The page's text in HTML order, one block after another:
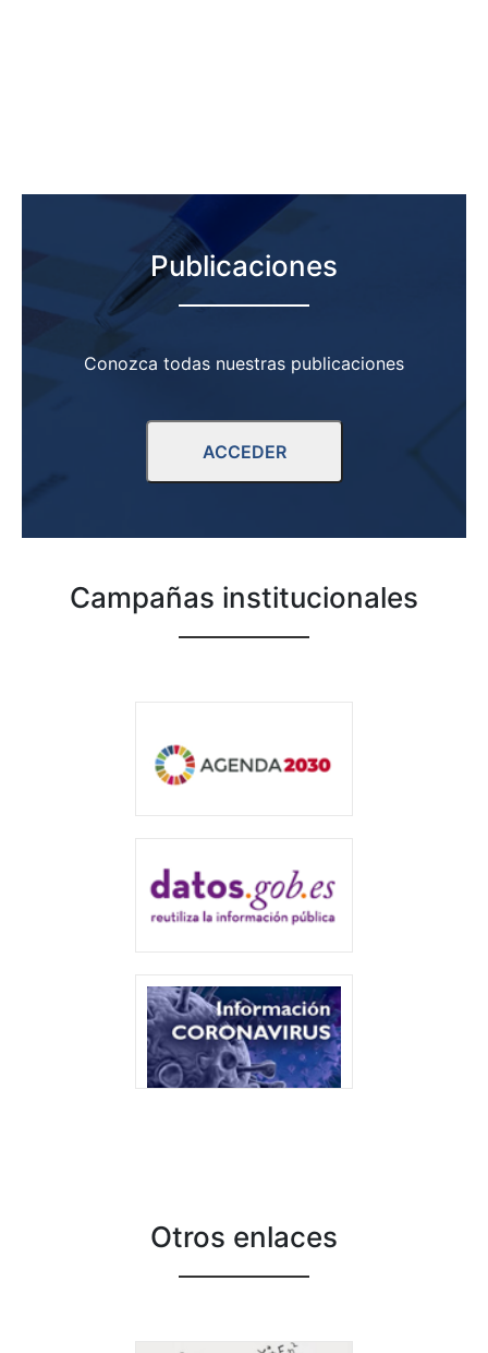
Publicaciones
Conozca todas nuestras publicaciones
ACCEDER
Campañas institucionales
gobierno
Información Coronavirus
Otros enlaces